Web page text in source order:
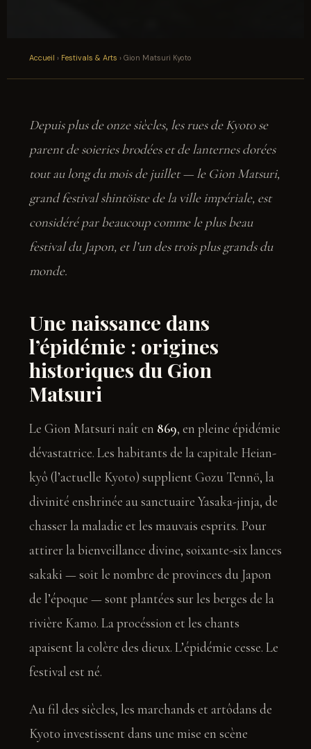
Accueil › Festivals & Arts › Gion Matsuri Kyoto
Depuis plus de onze siècles, les rues de Kyoto se
parent de soieries brodées et de lanternes dorées
tout au long du mois de juillet — le Gion Matsuri,
grand festival shintöiste de la ville impériale, est
considéré par beaucoup comme le plus beau
festival du Japon, et l’un des trois plus grands du
monde.
Une naissance dans
l’épidémie : origines
historiques du Gion
Matsuri
Le Gion Matsuri naît en 869, en pleine épidémie
dévastatrice. Les habitants de la capitale Heian-
kyô (l’actuelle Kyoto) supplient Gozu Tennö, la
divinité enshrinée au sanctuaire Yasaka-jinja, de
chasser la maladie et les mauvais esprits. Pour
attirer la bienveillance divine, soixante-six lances
sakaki — soit le nombre de provinces du Japon
de l’époque — sont plantées sur les berges de la
rivière Kamo. La procéssion et les chants
apaisent la colère des dieux. L’épidémie cesse. Le
festival est né.
Au fil des siècles, les marchands et artôdans de
Kyoto investissent dans une mise en scène